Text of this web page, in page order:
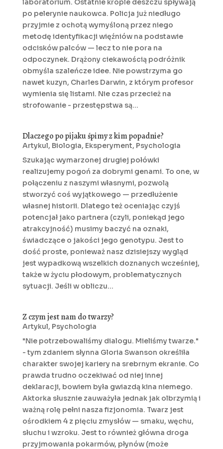
laboratorium. Ostatnie krople deszczu spływają
po pelerynie naukowca. Policja już niedługo
przyjmie z ochotą wymyśloną przez niego
metodę identyfikacji więźniów na podstawie
odcisków palców — lecz to nie pora na
odpoczynek. Drążony ciekawością podróżnik
obmyśla szaleńcze idee. Nie powstrzyma go
nawet kuzyn, Charles Darwin, z którym profesor
wymienia się listami. Nie czas przecież na
strofowanie - przestępstwa są...
Dlaczego po pijaku śpimy z kim popadnie?
Artykul, Biologia, Eksperyment, Psychologia
Szukając wymarzonej drugiej połówki
realizujemy pogoń za dobrymi genami. To one, w
połączeniu z naszymi własnymi, pozwolą
stworzyć coś wyjątkowego — przedłużenie
własnej historii. Dlatego też oceniając czyjś
potencjał jako partnera (czyli, poniekąd jego
atrakcyjność) musimy baczyć na oznaki,
świadczące o jakości jego genotypu. Jest to
dość proste, ponieważ nasz dzisiejszy wygląd
jest wypadkową wszelkich doznanych wcześniej,
także w życiu płodowym, problematycznych
sytuacji. Jeśli w obliczu...
Z czym jest nam do twarzy?
Artykul, Psychologia
"Nie potrzebowaliśmy dialogu. Mieliśmy twarze."
- tym zdaniem słynna Gloria Swanson określiła
charakter swojej kariery na srebrnym ekranie. Co
prawda trudno oczekiwać od niej innej
deklaracji, bowiem była gwiazdą kina niemego.
Aktorka słusznie zauważyła jednak jak olbrzymią i
ważną rolę pełni nasza fizjonomia. Twarz jest
ośrodkiem 4 z pięciu zmysłów — smaku, węchu,
słuchu i wzroku. Jest to również główna droga
przyjmowania pokarmów, płynów (może